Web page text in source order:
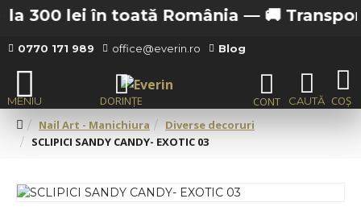
300 lei în toată România — 🚚 Transport
0770 171 989 office@everin.ro Blog
Nail Art - Manichiura
Diverse decoruri
SCLIPICI SANDY CANDY- EXOTIC 03